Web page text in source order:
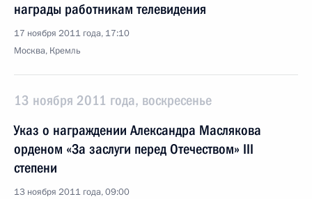
награды работникам телевидения
17 ноября 2011 года, 17:10
Москва, Кремль
13 ноября 2011 года, воскресенье
Указ о награждении Александра Маслякова
орденом «За заслуги перед Отечеством» III
степени
13 ноября 2011 года, 09:00